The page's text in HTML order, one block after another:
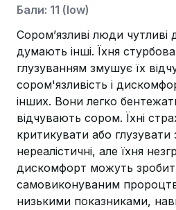
Бали: 11 (low)
Сором’язливі люди
думають інші. Їхня
глузуванням змушує їх
сором'язливість і
інших. Вони легко
відчувають сором. Їхні
критикувати або глузувати
нереалістичні, але їхня
дискомфорт можуть
самовиконуваним
низькими показниками,